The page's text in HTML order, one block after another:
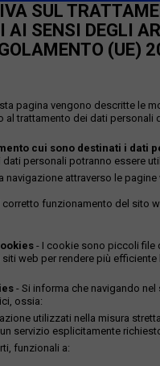
SUL
AI SENSI DEGLI
(UE)
pagina vengono descritte le
al trattamento dei dati personali
cui sono destinati i dati
personali potranno essere
navigazione attraverso le
corretto funzionamento del sito
- I cookie sono piccoli file
web per rendere più
- Si informa che navigando
ossia:
utilizzati nella misura
servizio esplicitamente
funzionali a: